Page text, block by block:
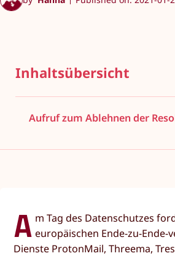
Inhaltsübersicht
Aufruf zum Ablehnen der
A m Tag des Datenschutzes
europäischen Ende-zu-Ende-
Dienste ProtonMail, Threema,